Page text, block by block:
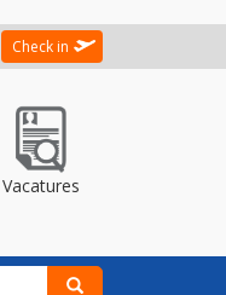
Check in
Vacatures